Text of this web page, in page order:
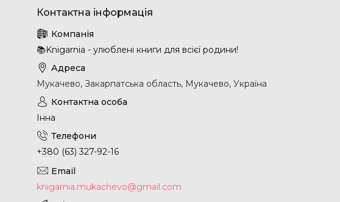
📚Knigarnia - улюблені книги для всієї родини!
Мукачево, Закарпатська область, Мукачево, Україна
Інна
+380 (63) 327-92-16
knigarnia.mukachevo@gmail.com